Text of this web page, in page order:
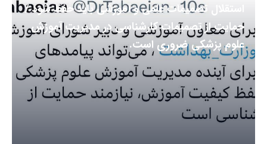
استقلال تصمیمات علمی و آموزشی باید حفظ شود /
حمایت از تصمیمات کارشناسی در مدیریت آموزش
علوم پزشکی ضروری است.